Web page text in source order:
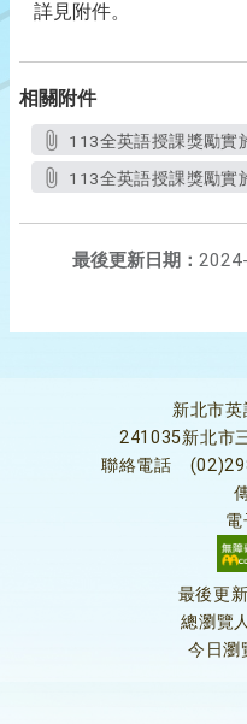
詳見附件。
相關附件
113全英語授課獎勵實
113全英語授課獎勵實
最後更新日期：
新北市
241035新北市
聯絡電話
最後更新
總瀏覽
今日瀏